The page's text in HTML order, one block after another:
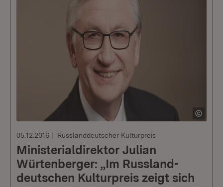
05.12.2016 Russlanddeutscher Kulturpreis
Ministerialdirektor Julian
Würtenberger: „Im Russland-
deutschen Kulturpreis zeigt sich